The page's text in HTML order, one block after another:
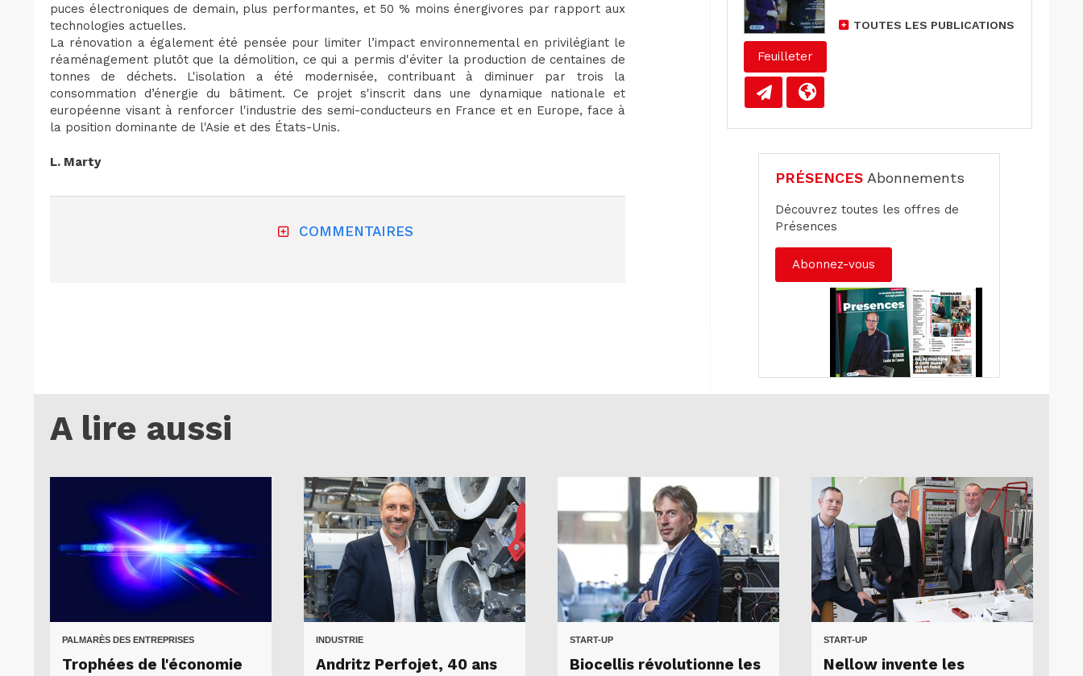
puces électroniques de demain, plus performantes, et 50 % moins énergivores par rapport aux
technologies actuelles.
La rénovation a également été pensée pour limiter l’impact environnemental en privilégiant le
réaménagement plutôt que la démolition, ce qui a permis d'éviter la production de centaines de
tonnes de déchets. L'isolation a été modernisée, contribuant à diminuer par trois la
consommation d’énergie du bâtiment. Ce projet s'inscrit dans une dynamique nationale et
européenne visant à renforcer l'industrie des semi-conducteurs en France et en Europe, face à
la position dominante de l'Asie et des États-Unis.
L. Marty
COMMENTAIRES
Feuilleter
TOUTES LES PUBLICATIONS
PRÉSENCES Abonnements
Découvrez toutes les offres de
Présences
Abonnez-vous
A lire aussi
PALMARÈS DES ENTREPRISES
Trophées de l'économie
INDUSTRIE
Andritz Perfojet, 40 ans
START-UP
Biocellis révolutionne les
START-UP
Nellow invente les